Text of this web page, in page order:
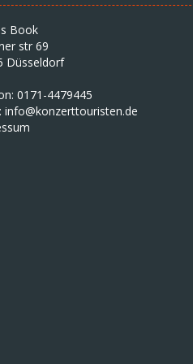
Book
str 69
Düsseldorf
0171-4479445
info@konzerttouristen.de